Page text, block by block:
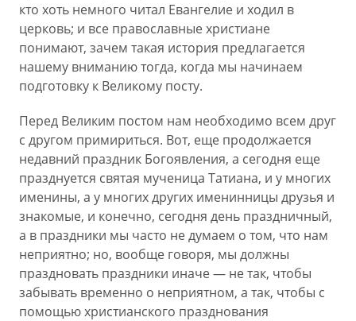
кто хоть немного читал Евангелие и ходил в
церковь; и все православные христиане
понимают, зачем такая история предлагается
нашему вниманию тогда, когда мы начинаем
подготовку к Великому посту.
Перед Великим постом нам необходимо всем друг
с другом примириться. Вот, еще продолжается
недавний праздник Богоявления, а сегодня еще
празднуется святая мученица Татиана, и у многих
именины, а у многих других именинницы друзья и
знакомые, и конечно, сегодня день праздничный,
а в праздники мы часто не думаем о том, что нам
неприятно; но, вообще говоря, мы должны
праздновать праздники иначе — не так, чтобы
забывать временно о неприятном, а так, чтобы с
помощью христианского празднования